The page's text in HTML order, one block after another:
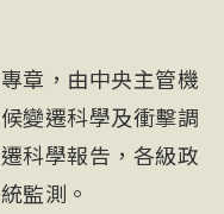
章，由中央主管機
變遷科學及衝擊調
科學報告，各級政
監測。